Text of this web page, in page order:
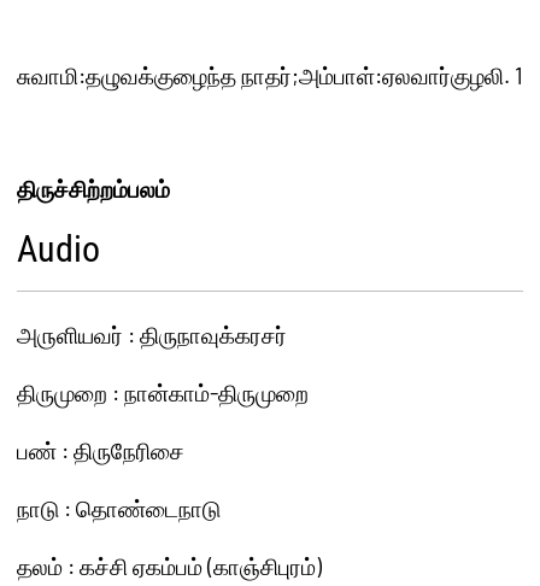
திருச்சிற்றம்பலம்
Audio
அ௫ளியவர் : திருநாவுக்கரசர்
திருமுறை : நான்காம்-திருமுறை
பண் : திருநேரிசை
நாடு : தொண்டைநாடு
தலம் : கச்சி ஏகம்பம் (காஞ்சிபுரம்)